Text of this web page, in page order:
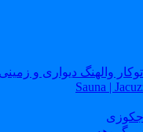
دیواری و زمینی ۲۲۴۲۰۴۶۰